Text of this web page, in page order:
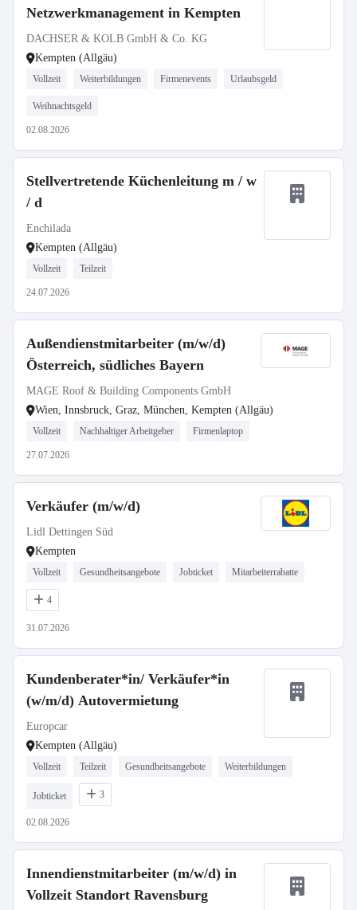
Netzwerkmanagement in Kempten
DACHSER & KOLB GmbH & Co. KG
Kempten (Allgäu)
Vollzeit Weiterbildungen Firmenevents Urlaubsgeld
Weihnachtsgeld
02.08.2026
Stellvertretende Küchenleitung m / w
/ d
Enchilada
Kempten (Allgäu)
Vollzeit Teilzeit
24.07.2026
Außendienstmitarbeiter (m/w/d)
Österreich, südliches Bayern
MAGE Roof & Building Components GmbH
Wien, Innsbruck, Graz, München, Kempten (Allgäu)
Vollzeit Nachhaltiger Arbeitgeber Firmenlaptop
27.07.2026
Verkäufer (m/w/d)
Lidl Dettingen Süd
Kempten
Vollzeit Gesundheitsangebote Jobticket Mitarbeiterrabatte
4
31.07.2026
Kundenberater*in/ Verkäufer*in
(w/m/d) Autovermietung
Europcar
Kempten (Allgäu)
Vollzeit Teilzeit Gesundheitsangebote Weiterbildungen
Jobticket 3
02.08.2026
Innendienstmitarbeiter (m/w/d) in
Vollzeit Standort Ravensburg